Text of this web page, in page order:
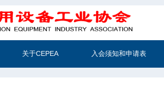
关于CEPEA 入会须知和申请表